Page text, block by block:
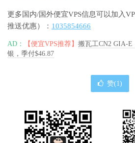
更多国内/国外便宜VPS信息可以加入
推送优惠）： 1035854666
AD： 【便宜VPS推荐】 搬瓦工CN2 GIA-E
银，季付$46.87
赞(1)